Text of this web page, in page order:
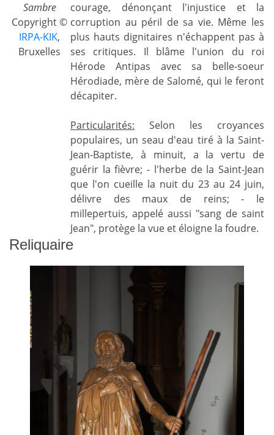
Sambre
Copyright ©
IRPA-KIK,
Bruxelles
courage, dénonçant l'injustice et la
corruption au péril de sa vie. Même les
plus hauts dignitaires n'échappent pas à
ses critiques. Il blâme l'union du roi
Hérode Antipas avec sa belle-soeur
Hérodiade, mère de Salomé, qui le feront
décapiter.
Particularités: Selon les croyances
populaires, un seau d'eau tiré à la Saint-
Jean-Baptiste, à minuit, a la vertu de
guérir la fièvre; - l'herbe de la Saint-Jean
que l'on cueille la nuit du 23 au 24 juin,
délivre des maux de reins; - le
millepertuis, appelé aussi "sang de saint
Jean", protège la vue et éloigne la foudre.
Reliquaire